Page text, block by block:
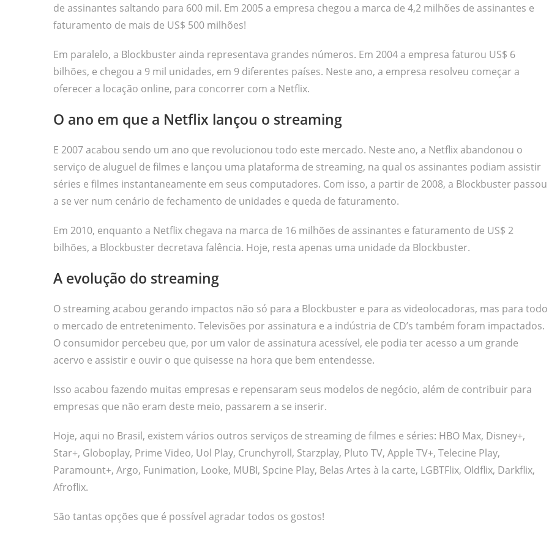
de assinantes saltando para 600 mil. Em 2005 a empresa chegou a marca de 4,2 milhões de assinantes e
faturamento de mais de US$ 500 milhões!
Em paralelo, a Blockbuster ainda representava grandes números. Em 2004 a empresa faturou US$ 6
bilhões, e chegou a 9 mil unidades, em 9 diferentes países. Neste ano, a empresa resolveu começar a
oferecer a locação online, para concorrer com a Netflix.
O ano em que a Netflix lançou o streaming
E 2007 acabou sendo um ano que revolucionou todo este mercado. Neste ano, a Netflix abandonou o
serviço de aluguel de filmes e lançou uma plataforma de streaming, na qual os assinantes podiam assistir
séries e filmes instantaneamente em seus computadores. Com isso, a partir de 2008, a Blockbuster passou
a se ver num cenário de fechamento de unidades e queda de faturamento.
Em 2010, enquanto a Netflix chegava na marca de 16 milhões de assinantes e faturamento de US$ 2
bilhões, a Blockbuster decretava falência. Hoje, resta apenas uma unidade da Blockbuster.
A evolução do streaming
O streaming acabou gerando impactos não só para a Blockbuster e para as videolocadoras, mas para todo
o mercado de entretenimento. Televisões por assinatura e a indústria de CD’s também foram impactados.
O consumidor percebeu que, por um valor de assinatura acessível, ele podia ter acesso a um grande
acervo e assistir e ouvir o que quisesse na hora que bem entendesse.
Isso acabou fazendo muitas empresas e repensaram seus modelos de negócio, além de contribuir para
empresas que não eram deste meio, passarem a se inserir.
Hoje, aqui no Brasil, existem vários outros serviços de streaming de filmes e séries: HBO Max, Disney+,
Star+, Globoplay, Prime Video, Uol Play, Crunchyroll, Starzplay, Pluto TV, Apple TV+, Telecine Play,
Paramount+, Argo, Funimation, Looke, MUBI, Spcine Play, Belas Artes à la carte, LGBTFlix, Oldflix, Darkflix,
Afroflix.
São tantas opções que é possível agradar todos os gostos!